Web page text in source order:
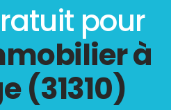
pour
à
(31310)